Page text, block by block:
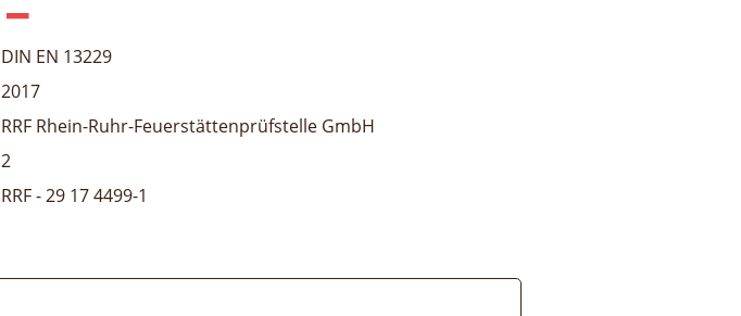
DIN EN 13229
2017
RRF Rhein-Ruhr-Feuerstättenprüfstelle GmbH
2
RRF - 29 17 4499-1